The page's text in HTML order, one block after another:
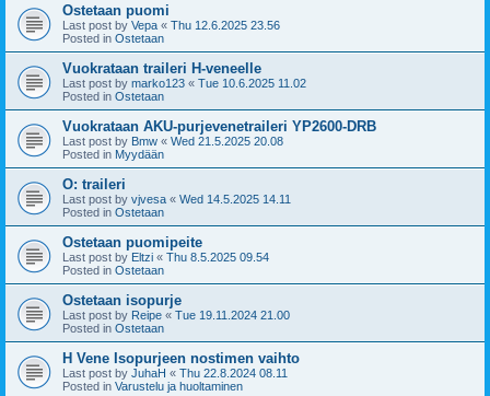
Ostetaan puomi
Last post by Vepa « Thu 12.6.2025 23.56
Posted in Ostetaan
Vuokrataan traileri H-veneelle
Last post by marko123 « Tue 10.6.2025 11.02
Posted in Ostetaan
Vuokrataan AKU-purjevenetraileri YP2600-DRB
Last post by Bmw « Wed 21.5.2025 20.08
Posted in Myydään
O: traileri
Last post by vjvesa « Wed 14.5.2025 14.11
Posted in Ostetaan
Ostetaan puomipeite
Last post by Eltzi « Thu 8.5.2025 09.54
Posted in Ostetaan
Ostetaan isopurje
Last post by Reipe « Tue 19.11.2024 21.00
Posted in Ostetaan
H Vene Isopurjeen nostimen vaihto
Last post by JuhaH « Thu 22.8.2024 08.11
Posted in Varustelu ja huoltaminen